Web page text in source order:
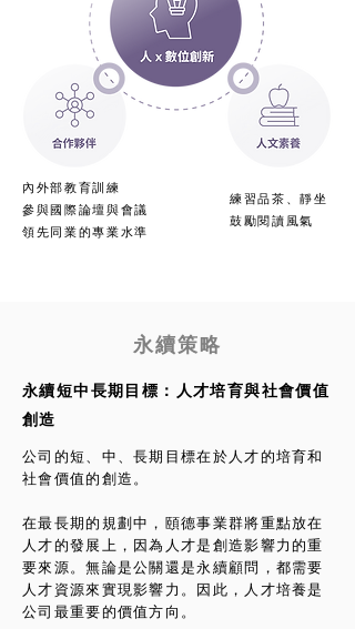
內外部教育訓練
參與國際論壇與會議
領先同業的專業水準
練習品茶、靜坐
鼓勵閱讀風氣
永續策略
永續短中長期目標：人才培育與社會價值
創造
公司的短、中、長期目標在於人才的培育和
社會價值的創造。
在最長期的規劃中，頤德事業群將重點放在
人才的發展上，因為人才是創造影響力的重
要來源。無論是公關還是永續顧問，都需要
人才資源來實現影響力。因此，人才培養是
公司最重要的價值方向。